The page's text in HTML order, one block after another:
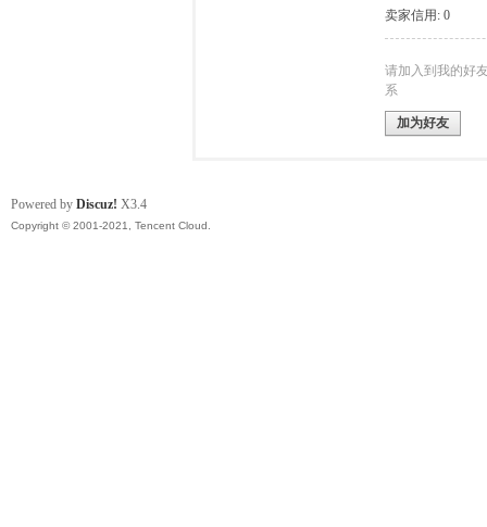
卖家信用: 0
请加入到我的好
系
加为好友
Powered by Discuz! X3.4
Copyright © 2001-2021, Tencent Cloud.